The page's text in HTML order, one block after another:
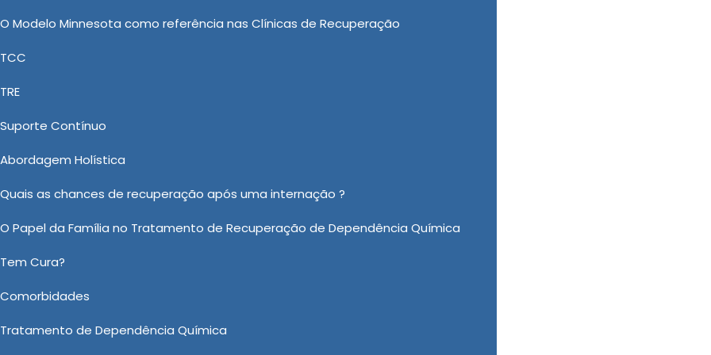
O Modelo Minnesota como referência nas Clínicas de Recuperação
TCC
TRE
Suporte Contínuo
Abordagem Holística
Quais as chances de recuperação após uma internação ?
O Papel da Família no Tratamento de Recuperação de Dependência Química
Tem Cura?
Comorbidades
Tratamento de Dependência Química
social de forma progressiva e segura.
para álcool e drogas
álcool e Drogas em Araraquara, Tratamento
Pelo Convenio Bradesco Saúde, Clínica de
destaca-se entre as demais empresas do ramo de Clínica de reabilitação. Dispondo de uma
Casa Vida Nova tem os melhores profissionais. Aguardamos seu contato.
Tratamento para álcool e Drogas em Araraquara?
Ou em nosso WhatsApp